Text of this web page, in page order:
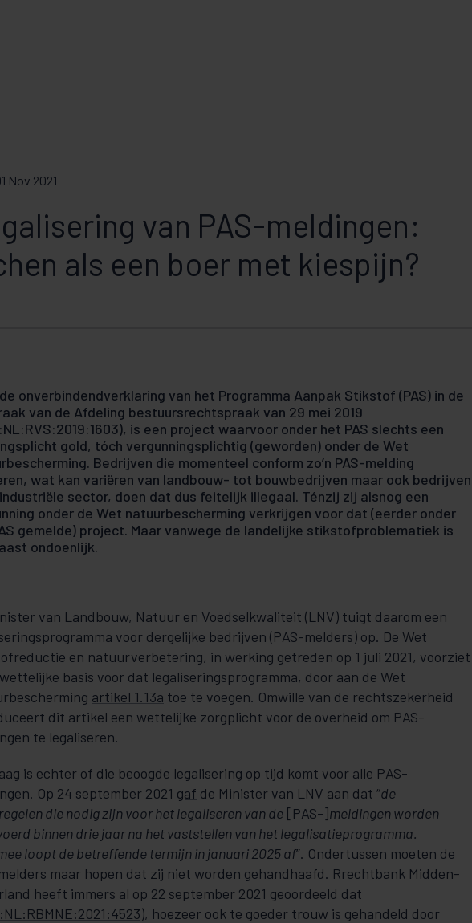
Nov 2021
van PAS-meldingen:
als een boer met kiespijn?
onverbindendverklaring van het Programma Aanpak Stikstof (PAS) in de
van de Afdeling bestuursrechtspraak van 29 mei 2019
is een project waarvoor onder het PAS slechts een
gold, tóch vergunningsplichtig (geworden) onder de Wet
Bedrijven die momenteel conform zo’n PAS-melding
wat kan variëren van land­bouw- tot bouwbedrijven maar ook bedrijven
sector, doen dat dus feitelijk il­­le­­­gaal. Ténzij zij alsnog een
onder de Wet natuurbescherming verkrijgen voor dat (eerder onder
gemelde) project. Maar vanwege de landelijke stikstofproblematiek is
ondoenlijk.
van Landbouw, Natuur en Voedselkwaliteit (LNV) tuigt daarom een
voor dergelijke bedrijven (PAS-melders) op. De Wet
en natuurverbe­te­ring, in wer­king getreden op 1 juli 2021, voorziet
basis voor dat legaliserings­pro­gram­­­­ma, door aan de Wet
ar­ti­kel 1.13a toe te voegen. Omwille van de rechtszek­er­heid
dit artikel een wette­lij­ke zorg­plicht voor de overheid om PAS-
te legaliseren.
is echter of die beoogde legalisering op tijd komt voor alle PAS-
Op 24 septem­ber 2021 gaf de Minister van LNV aan dat “de
die nodig zijn voor het legaliseren van de [PAS-]meldingen worden
binnen drie jaar na het vaststellen van het legalisatie­pro­gram­ma.
loopt de betreffende termijn in januari 2025 af”. Ondertussen moeten de
maar hopen dat zij niet worden gehandhaafd. Rrechtbank Midden-
heeft immers al op 22 sep­tember 2021 geoordeeld dat
), hoezeer ook te goe­­der trouw is ge­handeld door